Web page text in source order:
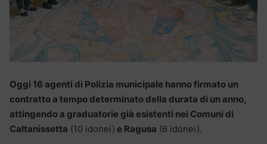
Oggi 16 agenti di Polizia municipale hanno firmato un
contratto a tempo determinato della durata di un anno,
attingendo a graduatorie già esistenti nei Comuni di
Caltanissetta (10 idonei) e Ragusa (6 idonei).